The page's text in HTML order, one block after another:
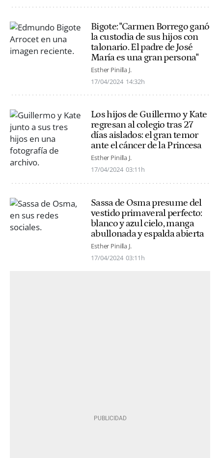
Bigote: "Carmen Borrego ganó
la custodia de sus hijos con
talonario. El padre de José
María es una gran persona"
Esther Pinilla J.
17/04/2024 14:32h
Los hijos de Guillermo y Kate
regresan al colegio tras 27
días aislados: el gran temor
ante el cáncer de la Princesa
Esther Pinilla J.
17/04/2024 03:11h
Sassa de Osma presume del
vestido primaveral perfecto:
blanco y azul cielo, manga
abullonada y espalda abierta
Esther Pinilla J.
17/04/2024 03:11h